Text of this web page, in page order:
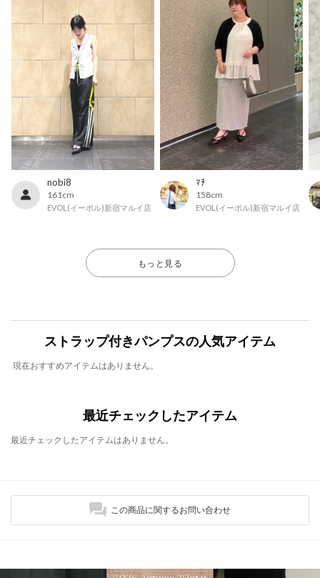
nobi8
161cm
EVOL(イーボル)新宿マルイ店
ﾏﾁ
158cm
EVOL(イーボル)新宿マルイ店
もっと見る
ストラップ付きパンプスの人気アイテム
現在おすすめアイテムはありません。
最近チェックしたアイテム
最近チェックしたアイテムはありません。
この商品に関するお問い合わせ